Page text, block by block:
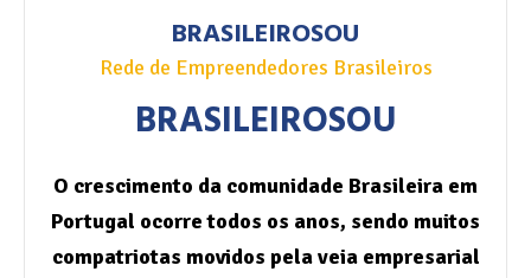
BRASILEIROSOU
Rede de Empreendedores Brasileiros
BRASILEIROSOU
O crescimento da comunidade Brasileira em
Portugal ocorre todos os anos, sendo muitos
compatriotas movidos pela veia empresarial